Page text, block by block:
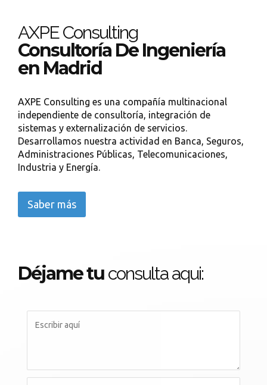
AXPE Consulting
Consultoría De Ingeniería
en Madrid
AXPE Consulting es una compañía multinacional
independiente de consultoría, integración de
sistemas y externalización de servicios.
Desarrollamos nuestra actividad en Banca, Seguros,
Administraciones Públicas, Telecomunicaciones,
Industria y Energía.
Saber más
Déjame tu consulta aqui: